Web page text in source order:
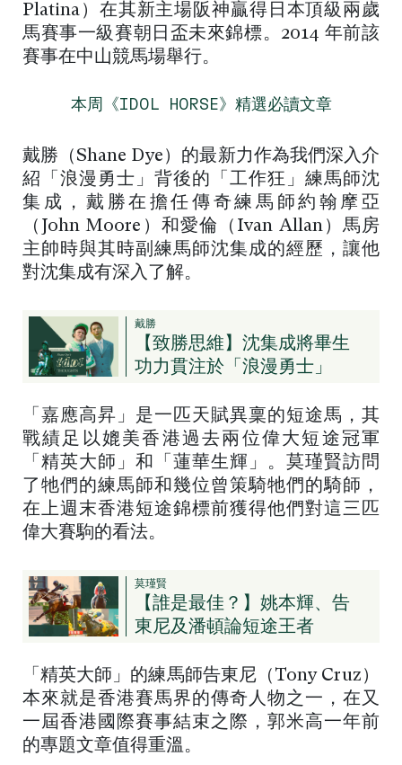
Platina）在其新主場阪神贏得日本頂級兩歲
馬賽事一級賽朝日盃未來錦標。2014 年前該
賽事在中山競馬場舉行。
本周《IDOL HORSE》精選必讀文章
戴勝（Shane Dye）的最新力作為我們深入介
紹「浪漫勇士」背後的「工作狂」練馬師沈
集成，戴勝在擔任傳奇練馬師約翰摩亞
（John Moore）和愛倫（Ivan Allan）馬房
主帥時與其時副練馬師沈集成的經歷，讓他
對沈集成有深入了解。
戴勝
【致勝思維】沈集成將畢生
功力貫注於「浪漫勇士」
「嘉應高昇」是一匹天賦異稟的短途馬，其
戰績足以媲美香港過去兩位偉大短途冠軍
「精英大師」和「蓮華生輝」。莫瑾賢訪問
了牠們的練馬師和幾位曾策騎牠們的騎師，
在上週末香港短途錦標前獲得他們對這三匹
偉大賽駒的看法。
莫瑾賢
【誰是最佳？】姚本輝、告
東尼及潘頓論短途王者
「精英大師」的練馬師告東尼（Tony Cruz）
本來就是香港賽馬界的傳奇人物之一，在又
一屆香港國際賽事結束之際，郭米高一年前
的專題文章值得重溫。